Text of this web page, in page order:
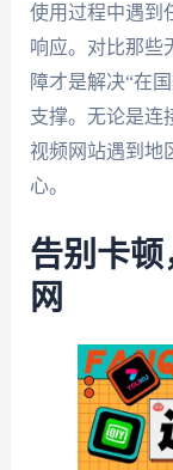
使用过程中遇到
响应。对比那些
障才是解决“在
支撑。无论是连
视频网站遇到地
心。
告别卡顿
网